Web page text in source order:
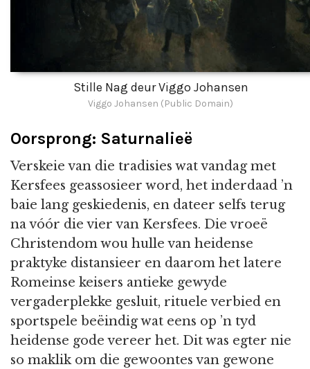
Stille Nag deur Viggo Johansen
Viggo Johansen (Public Domain)
Oorsprong: Saturnalieë
Verskeie van die tradisies wat vandag met
Kersfees geassosieer word, het inderdaad ’n
baie lang geskiedenis, en dateer selfs terug
na vóór die vier van Kersfees. Die vroeë
Christendom wou hulle van heidense
praktyke distansieer en daarom het latere
Romeinse keisers antieke gewyde
vergaderplekke gesluit, rituele verbied en
sportspele beëindig wat eens op ’n tyd
heidense gode vereer het. Dit was egter nie
so maklik om die gewoontes van gewone